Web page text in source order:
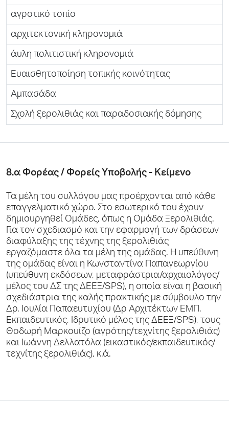
αγροτικό τοπίο
αρχιτεκτονική κληρονομιά
άυλη πολιτιστική κληρονομιά
Ευαισθητοποίηση τοπικής κοινότητας
Αμπασάδα
Σχολή ξερολιθιάς και παραδοσιακής δόμησης
8.α Φορέας / Φορείς Υποβολής - Κείμενο
Τα μέλη του συλλόγου μας προέρχονται από κάθε
επαγγελματικό χώρο. Στο εσωτερικό του έχουν
δημιουργηθεί Ομάδες, όπως η Ομάδα Ξερολιθιάς.
Για τον σχεδιασμό και την εφαρμογή των δράσεων
διαφύλαξης της τέχνης της ξερολιθιάς
εργαζόμαστε όλα τα μέλη της ομάδας. Η υπεύθυνη
της ομάδας είναι η Κωνσταντίνα Παπαγεωργίου
(υπεύθυνη εκδόσεων, μεταφράστρια/αρχαιολόγος/
μέλος του ΔΣ της ΔΕΕΞ/SPS), η οποία είναι η βασική
σχεδιάστρια της καλής πρακτικής με σύμβουλο την
Δρ. Ιουλία Παπαευτυχίου (Δρ Αρχιτέκτων ΕΜΠ,
Εκπαιδευτικός, Ιδρυτικό μέλος της ΔΕΕΞ/SPS), τους
Θοδωρή Μαρκουίζο (αγρότης/τεχνίτης ξερολιθιάς)
και Ιωάννη Δελλατόλα (εικαστικός/εκπαιδευτικός/
τεχνίτης ξερολιθιάς), κ.ά.